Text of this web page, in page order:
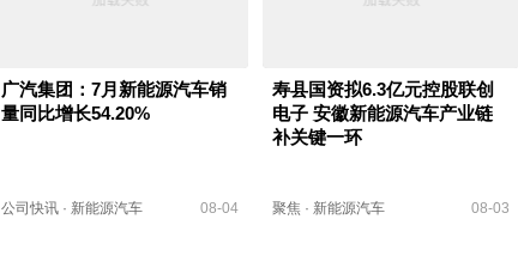
广汽集团：7月新能源汽车销
量同比增长54.20%
公司快讯 · 新能源汽车 08-04
寿县国资拟6.3亿元控股联创
电子 安徽新能源汽车产业链
补关键一环
聚焦 · 新能源汽车 08-03